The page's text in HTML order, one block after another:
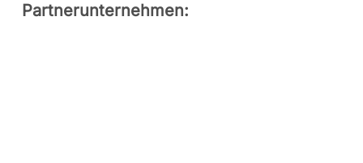
Partnerunternehmen: